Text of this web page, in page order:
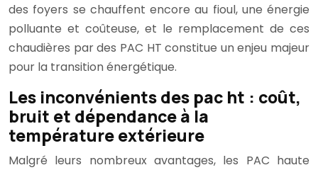
des foyers se chauffent encore au fioul, une énergie
polluante et coûteuse, et le remplacement de ces
chaudières par des PAC HT constitue un enjeu majeur
pour la transition énergétique.
Les inconvénients des pac ht : coût,
bruit et dépendance à la
température extérieure
Malgré leurs nombreux avantages, les PAC haute